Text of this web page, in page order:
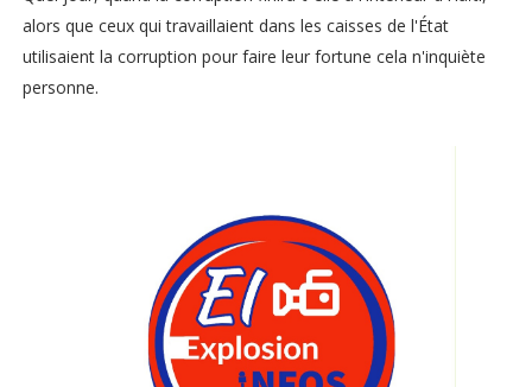
alors que ceux qui travaillaient dans les caisses de l'État
utilisaient la corruption pour faire leur fortune cela n'inquiète
personne.